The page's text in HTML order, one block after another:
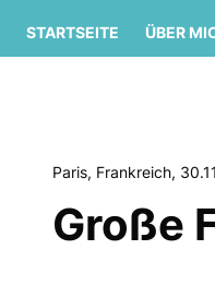
STARTSEITE ÜBER
Paris, Frankreich,
Große